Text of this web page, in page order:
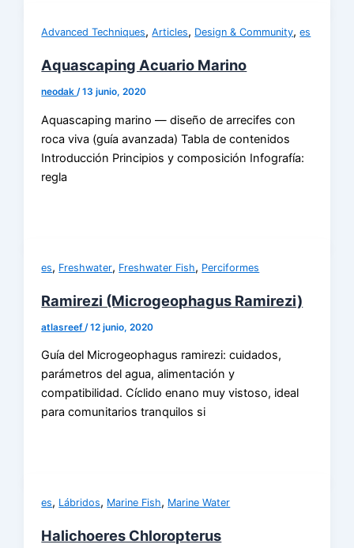
Advanced Techniques,Articles, Design & Community,es
Aquascaping Acuario Marino
neodak/13 junio, 2020
Aquascaping marino — diseño de arrecifes con
roca viva (guía avanzada) Tabla de contenidos
Introducción Principios y composición Infografía:
regla
es, Freshwater, Freshwater Fish, Perciformes
Ramirezi (Microgeophagus Ramirezi)
atlasreef /12 junio, 2020
Guía del Microgeophagus ramirezi: cuidados,
parámetros del agua, alimentación y
compatibilidad. Cíclido enano muy vistoso, ideal
para comunitarios tranquilos si
es, Lábridos, Marine Fish, Marine Water
Halichoeres Chloropterus